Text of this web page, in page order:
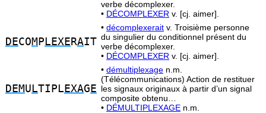
verbe décomplexer.
• DÉCOMPLEXER v. [cj. aimer].
DECOM P LEXE RAIT
• décomplexerait v. Troisième personne
du singulier du conditionnel présent du
verbe décomplexer.
• DÉCOMPLEXER v. [cj. aimer].
DEMU LTIPL EXAG E
• démultiplexage n.m.
(Télécommunications) Action de restituer
les signaux originaux à partir d’un signal
composite obtenu…
• DÉMULTIPLEXAGE n.m.